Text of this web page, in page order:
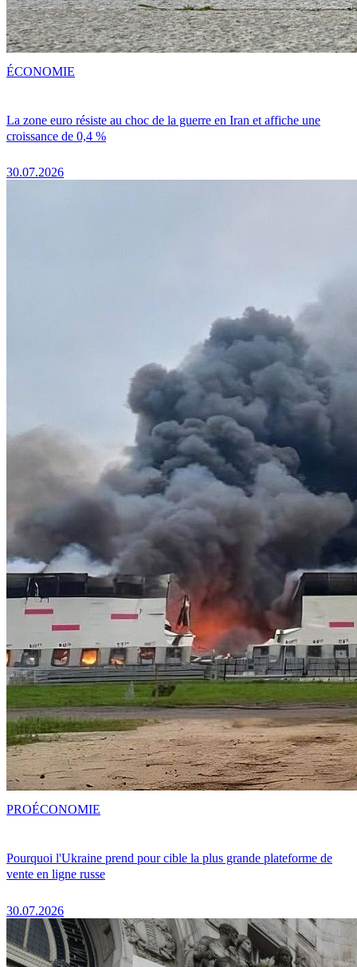
La zone euro résiste au choc de la guerre en Iran et affiche une
croissance de 0,4 %
30.07.2026
ÉCONOMIE
Pourquoi l'Ukraine prend pour cible la plus grande plateforme de
vente en ligne russe
30.07.2026
PROÉCONOMIE